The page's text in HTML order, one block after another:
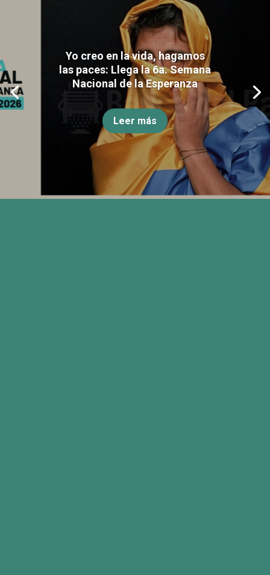
Yo creo en la vida, hagamos
las paces: Llega la 6a. Semana
Nacional de la Esperanza
Leer más